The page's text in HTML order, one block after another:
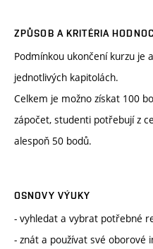
ZPŮSOB A KRITÉRIA
Podmínkou ukončení kurzu je
jednotlivých kapitolách.
Celkem je možno získat 100
zápočet, studenti potřebují z
alespoň 50 bodů.
OSNOVY VÝUKY
- vyhledat a vybrat potřebné
- znát a používat své oborové